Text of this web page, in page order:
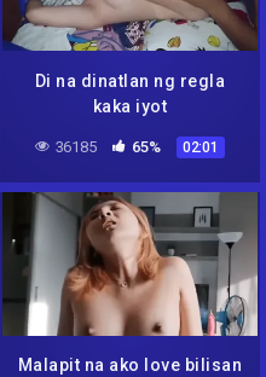
Di na dinatlan ng regla
kaka iyot
36185 65% 02:01
Malapit na ako love bilisan